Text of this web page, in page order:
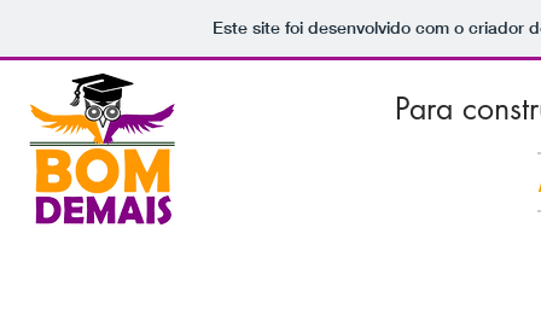
Este site foi desenvolvido com o criador
Para